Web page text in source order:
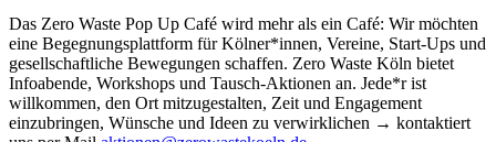
Das Zero Waste Pop Up Café wird mehr als ein Café: Wir möchten
eine Begegnungsplattform für Kölner*innen, Vereine, Start-Ups und
gesellschaftliche Bewegungen schaffen. Zero Waste Köln bietet
Infoabende, Workshops und Tausch-Aktionen an. Jede*r ist
willkommen, den Ort mitzugestalten, Zeit und Engagement
einzubringen, Wünsche und Ideen zu verwirklichen → kontaktiert